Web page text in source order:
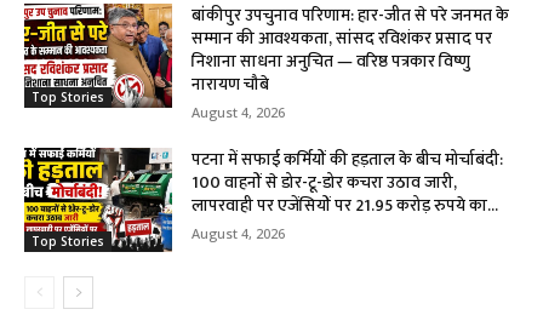
Top Stories
बांकीपुर उपचुनाव परिणाम: हार-जीत से परे जनमत के
सम्मान की आवश्यकता, सांसद रविशंकर प्रसाद पर
निशाना साधना अनुचित — वरिष्ठ पत्रकार विष्णु
नारायण चौबे
August 4, 2026
Top Stories
पटना में सफाई कर्मियों की हड़ताल के बीच मोर्चाबंदी:
100 वाहनों से डोर-टू-डोर कचरा उठाव जारी,
लापरवाही पर एजेंसियों पर 21.95 करोड़ रुपये का...
August 4, 2026